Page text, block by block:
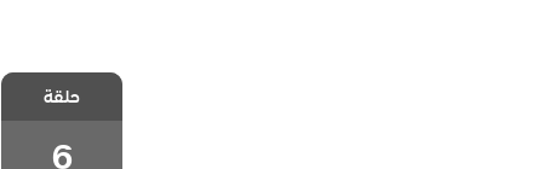
ابي مدبلج
والاخيرة
حلقة
6